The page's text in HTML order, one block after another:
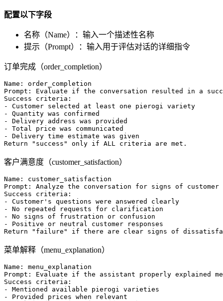
配置以下字段
名称（Name）：输入一个描述性名称
提示（Prompt）：输入用于评估对话的详细指令
订单完成（order_completion）
Name: order_completion
Prompt: Evaluate if the conversation resulted in a
Success criteria:
- Customer selected at least one pierogi variety
- Quantity was confirmed
- Delivery address was provided
- Total price was communicated
- Delivery time estimate was given
客户满意度（customer_satisfaction）
Name: customer_satisfaction
Prompt: Analyze the conversation for signs of
Success criteria:
- Customer's questions were answered clearly
- No repeated requests for clarification
- No signs of frustration or confusion
- Positive or neutral customer responses
菜单解释（menu_explanation）
Name: menu_explanation
Prompt: Evaluate if the assistant properly explained
Success criteria:
- Mentioned available pierogi varieties
- Provided prices when relevant